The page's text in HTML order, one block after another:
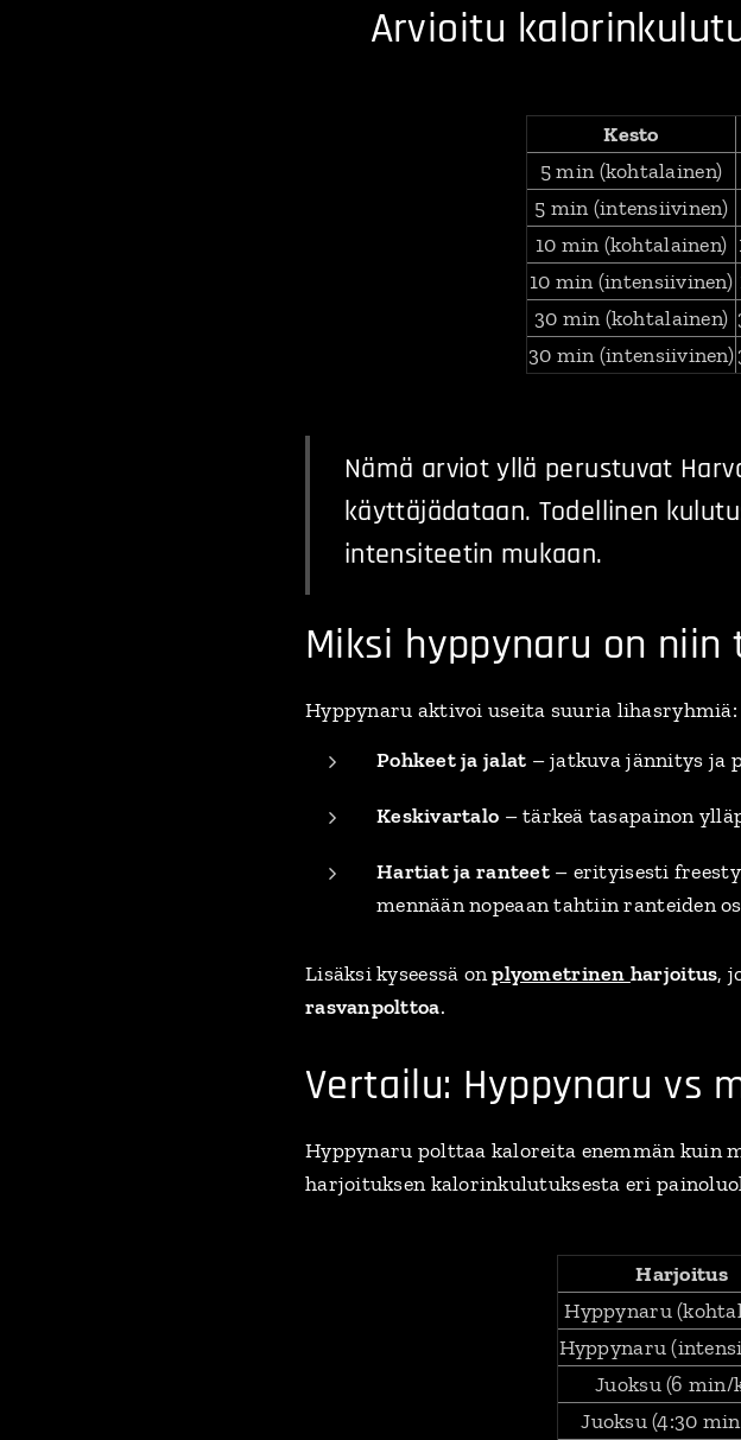
🔥 Arvioitu
Kesto
5 min (kohtalainen)
5 min (intensiivinen)
10 min (kohtalainen)
10 min (intensiivinen)
30 min (kohtalainen)
30 min (intensiivinen)
Nämä arviot yllä perustuvat
käyttäjädataan. Todellinen
intensiteetin mukaan.
Miksi hyppynaru on niin
Hyppynaru aktivoi useita suuria lihasryhmiä:
Pohkeet ja jalat – jatkuva jännitys ja
Keskivartalo – tärkeä tasapainon
Hartiat ja ranteet– erityisesti
mennään nopeaan tahtiin ranteiden
Lisäksi kyseessä onplyometrinen harjoitus,
rasvanpolttoa.
Vertailu: Hyppynaru vs
Hyppynaru polttaa kaloreita enemmän kuin
harjoituksen kalorinkulutuksesta eri
Harjoitus
Hyppynaru
Hyppynaru
Juoksu (6 min/
Juoksu (4:30